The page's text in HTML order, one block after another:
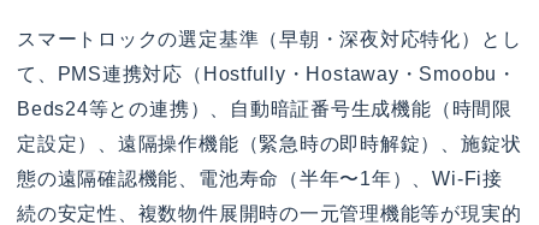
スマートロックの選定基準（早朝・深夜対応特化）とし
て、PMS連携対応（Hostfully・Hostaway・Smoobu・
Beds24等との連携）、自動暗証番号生成機能（時間限
定設定）、遠隔操作機能（緊急時の即時解錠）、施錠状
態の遠隔確認機能、電池寿命（半年〜1年）、Wi-Fi接
続の安定性、複数物件展開時の一元管理機能等が現実的